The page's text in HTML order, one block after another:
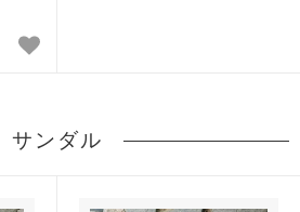
サンダル